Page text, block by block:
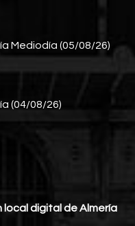
Mediodía (05/08/26)
(04/08/26)
local digital de Almería